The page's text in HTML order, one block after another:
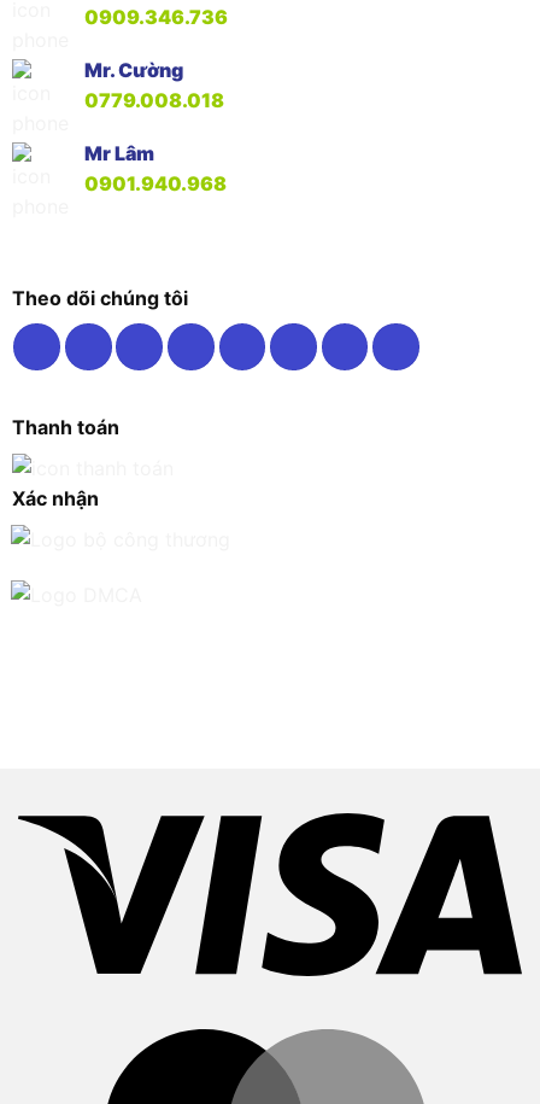
0909.346.736
Mr. Cường
0779.008.018
Mr Lâm
0901.940.968
Theo dõi chúng tôi
Thanh toán
Xác nhận